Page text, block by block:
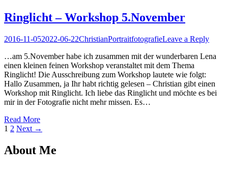
Ringlicht – Workshop 5.November
Posted
2016-11-052022-06-22Author
ChristianPosted
PortraitfotografieLeave a Reply
…am 5.November habe ich zusammen mit der wunderbaren Lena
einen kleinen feinen Workshop veranstaltet mit dem Thema
Ringlicht! Die Ausschreibung zum Workshop lautete wie folgt:
Hallo Zusammen, ja Ihr habt richtig gelesen – Christian gibt einen
Workshop mit Ringlicht. Ich liebe das Ringlicht und möchte es bei
mir in der Fotografie nicht mehr missen. Es…
Read More
Seitennummerierung
der
Beiträge
Page
1 Page
2 Next →
About Me